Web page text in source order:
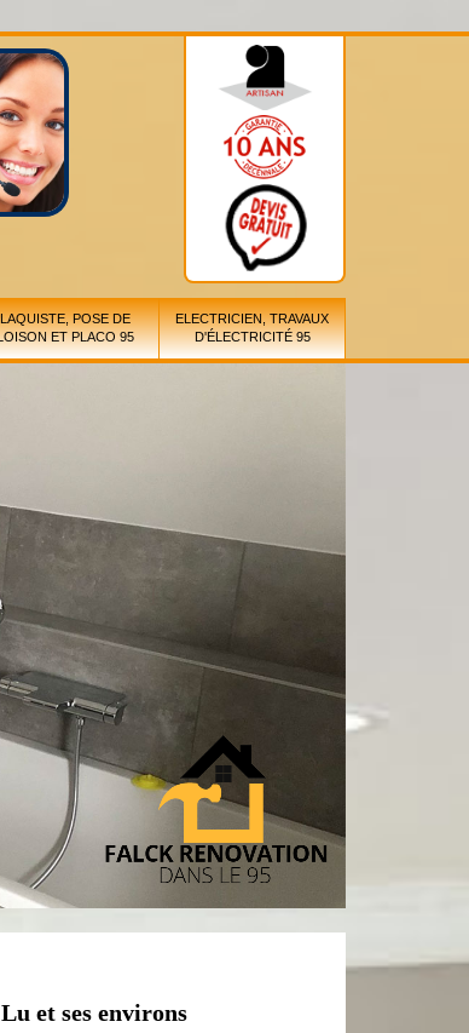
POSE DE
ET PLACO 95
ELECTRICIEN, TRAVAUX
D'ÉLECTRICITÉ 95
et ses environs